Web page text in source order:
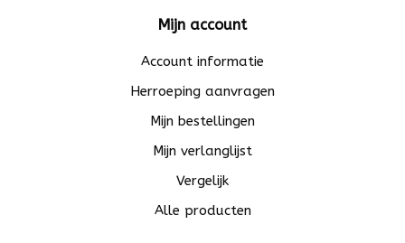
Mijn account
Account informatie
Herroeping aanvragen
Mijn bestellingen
Mijn verlanglijst
Vergelijk
Alle producten